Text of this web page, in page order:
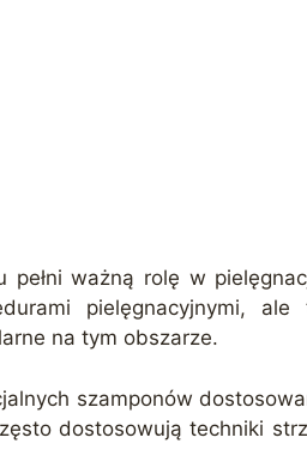
ważną rolę w
pielęgnacyjnymi,
na tym obszarze.
szamponów
dostosowują techniki